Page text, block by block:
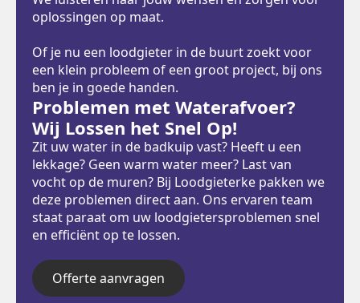
oplossingen op maat.
Of je nu een loodgieter in de buurt zoekt voor
een klein probleem of een groot project, bij ons
ben je in goede handen.
Problemen met Waterafvoer?
Wij Lossen het Snel Op!
Zit uw water in de badkuip vast? Heeft u een
lekkage? Geen warm water meer? Last van
vocht op de muren? Bij Loodgieterke pakken we
deze problemen direct aan. Ons ervaren team
staat paraat om uw loodgietersproblemen snel
en efficiënt op te lossen.
Offerte aanvragen